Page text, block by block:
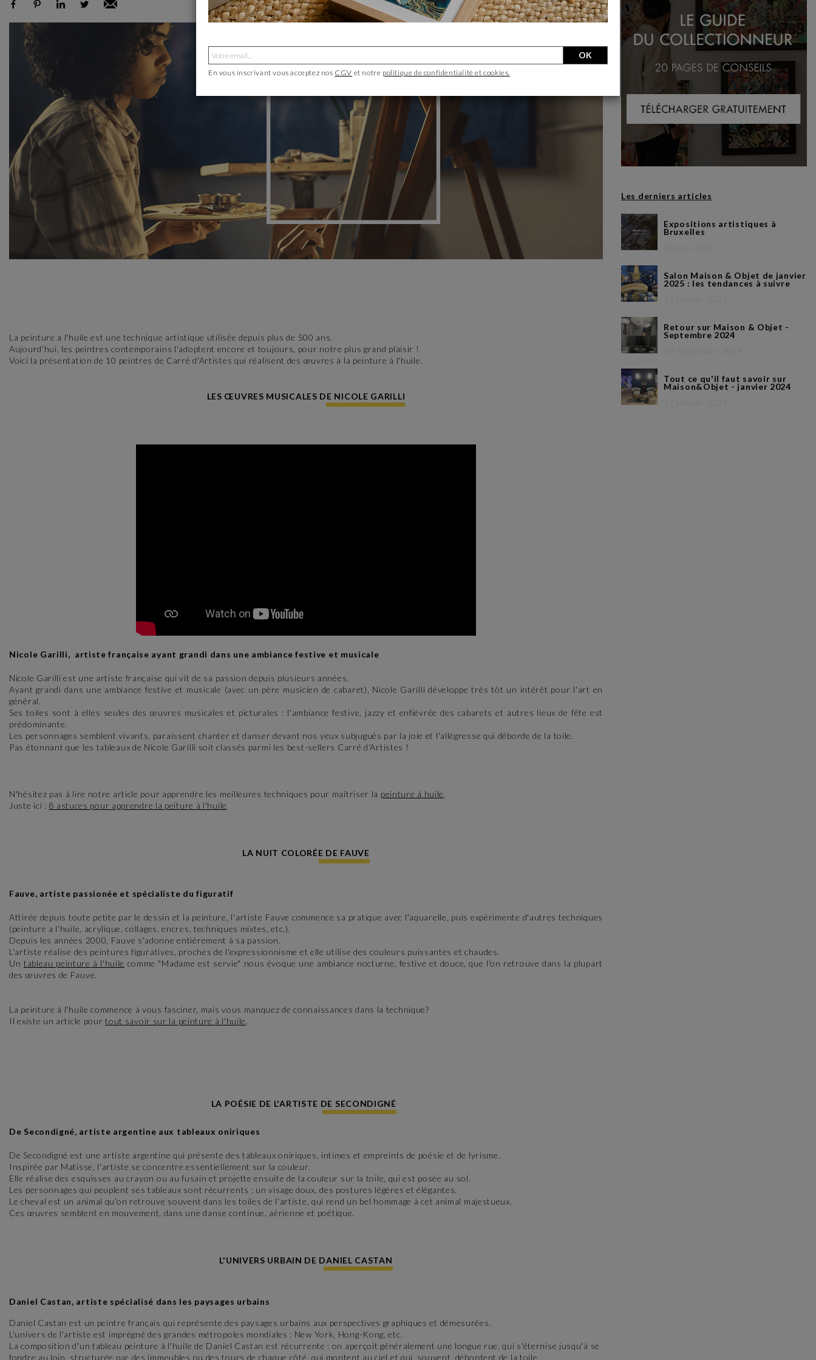
La peinture a l'huile est une technique artistique utilisée depuis plus de 500 ans.
Aujourd'hui, les peintres contemporains l'adoptent encore et toujours, pour notre plus grand plaisir !
Voici la présentation de 10 peintres de Carré d'Artistes qui réalisent des œuvres à la peinture à l'huile.
LES ŒUVRES MUSICALES DE NICOLE GARILLI
Nicole Garilli, artiste française ayant grandi dans une ambiance festive et musicale
Nicole Garilli est une artiste française qui vit de sa passion depuis plusieurs années.
Ayant grandi dans une ambiance festive et musicale (avec un père musicien de cabaret), Nicole Garilli développe très tôt un intérêt pour l'art en
général.
Ses toiles sont à elles seules des œuvres musicales et picturales : l'ambiance festive, jazzy et enfiévrée des cabarets et autres lieux de fête est
prédominante.
Les personnages semblent vivants, paraissent chanter et danser devant nos yeux subjugués par la joie et l'allégresse qui déborde de la toile.
Pas étonnant que les tableaux de Nicole Garilli soit classés parmi les best-sellers Carré d'Artistes !
N'hésitez pas à lire notre article pour apprendre les meilleures techniques pour maîtriser la peinture à huile.
Juste ici : 8 astuces pour apprendre la peiture à l'huile
LA NUIT COLORÉE DE FAUVE
Fauve, artiste passionée et spécialiste du figuratif
Attirée depuis toute petite par le dessin et la peinture, l'artiste Fauve commence sa pratique avec l'aquarelle, puis expérimente d'autres techniques
(peinture a l'huile, acrylique, collages, encres, techniques mixtes, etc.).
Depuis les années 2000, Fauve s'adonne entièrement à sa passion.
L'artiste réalise des peintures figuratives, proches de l'expressionnisme et elle utilise des couleurs puissantes et chaudes.
Un tableau peinture à l'huile comme "Madame est servie" nous évoque une ambiance nocturne, festive et douce, que l'on retrouve dans la plupart
des œuvres de Fauve.
La peinture à l'huile commence à vous fasciner, mais vous manquez de connaissances dans la technique?
Il existe un article pourtout savoir sur la peinture à l'huile.
LA POÉSIE DE L'ARTISTE DE SECONDIGNÉ
De Secondigné, artiste argentine aux tableaux oniriques
De Secondigné est une artiste argentine qui présente des tableaux oniriques, intimes et empreints de poésie et de lyrisme.
Inspirée par Matisse, l'artiste se concentre essentiellement sur la couleur.
Elle réalise des esquisses au crayon ou au fusain et projette ensuite de la couleur sur la toile, qui est posée au sol.
Les personnages qui peuplent ses tableaux sont récurrents : un visage doux, des postures légères et élégantes.
Le cheval est un animal qu'on retrouve souvent dans les toiles de l'artiste, qui rend un bel hommage à cet animal majestueux.
Ces œuvres semblent en mouvement, dans une danse continue, aérienne et poétique.
L'UNIVERS URBAIN DE DANIEL CASTAN
Daniel Castan, artiste spécialisé dans les paysages urbains
Daniel Castan est un peintre français qui représente des paysages urbains aux perspectives graphiques et démesurées.
L'univers de l'artiste est imprégné des grandes métropoles mondiales : New York, Hong-Kong, etc.
La composition d'un tableau peinture à l'huile de Daniel Castan est récurrente : on aperçoit généralement une longue rue, qui s'éternise jusqu'à se
fondre au loin, structurée par des immeubles ou des tours de chaque côté, qui montent au ciel et qui, souvent, débordent de la toile.
Les derniers articles
Expositions artistiques à
Bruxelles
Salon Maison & Objet de janvier
2025 : les tendances à suivre
Retour sur Maison & Objet -
Septembre 2024
Tout ce qu'il faut savoir sur
Maison&Objet - janvier 2024
OK
En vous inscrivant vous acceptez nos CGV et notre politique de confidentialité et cookies.